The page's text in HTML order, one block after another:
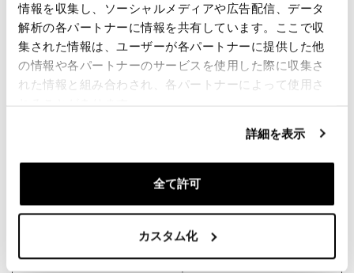
情報を収集し、ソーシャルメディアや広告配信、データ
解析の各パートナーに情報を共有しています。ここで収
集された情報は、ユーザーが各パートナーに提供した他
の情報や各パートナーのサービスを使用した際に収集さ
れた情報と組み合わされ、各パートナーによって使用さ
詳細を表示
全て許可
カスタム化
必須 (7)
必須Cookieは、ページナビゲーションやウェブサイト
の安全なエリアへのアクセスのような重要な機能を有効
にし、ウェブサイトを利用可能にするもので、こうした
Cookieがないとウェブサイトは適切に動作しません。
最大保
存期間
cache-
Cloudflare This cookie is
necessary for the
cache is used by
the website to
永続